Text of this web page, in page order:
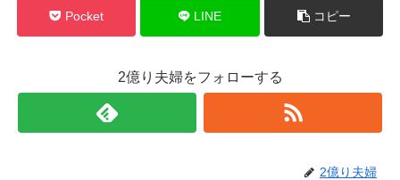
Pocket LINE コピー
2億り夫婦をフォローする
2億り夫婦